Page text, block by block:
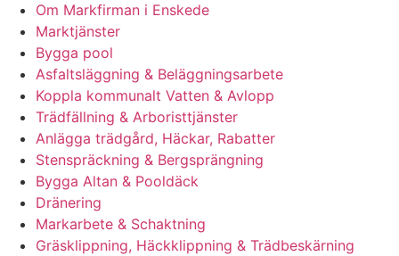
Om Markfirman i Enskede
Marktjänster
Bygga pool
Asfaltsläggning & Beläggningsarbete
Koppla kommunalt Vatten & Avlopp
Trädfällning & Arboristtjänster
Anlägga trädgård, Häckar, Rabatter
Stenspräckning & Bergsprängning
Bygga Altan & Pooldäck
Dränering
Markarbete & Schaktning
Gräsklippning, Häckklippning & Trädbeskärning